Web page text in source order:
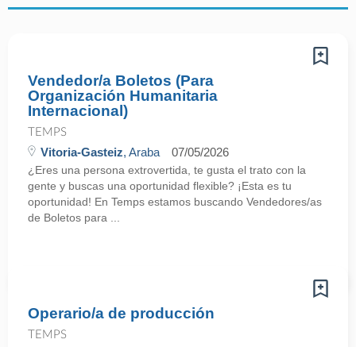
Vendedor/a Boletos (Para
Organización Humanitaria
Internacional)
TEMPS
Vitoria-Gasteiz, Araba 07/05/2026
¿Eres una persona extrovertida, te gusta el trato con la
gente y buscas una oportunidad flexible? ¡Esta es tu
oportunidad! En Temps estamos buscando Vendedores/as
de Boletos para ...
Operario/a de producción
TEMPS